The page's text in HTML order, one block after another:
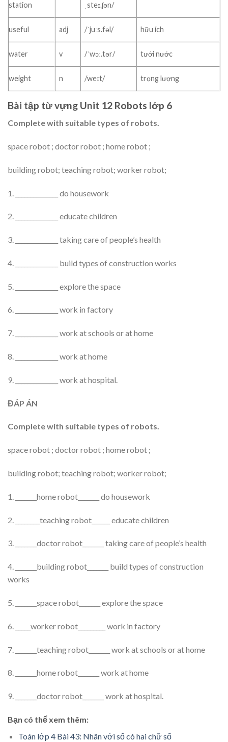
station ˌsteɪ.ʃən/
useful adj /ˈjuːs.fəl/ hữu ích
water v /ˈwɔː.tər/ tưới nước
weight n /weɪt/ trọng lượng
Bài tập từ vựng Unit 12 Robots lớp 6
Complete with suitable types of robots.
space robot ; doctor robot ; home robot ;
building robot; teaching robot; worker robot;
1. ______________ do housework
2. ______________ educate children
3. ______________ taking care of people’s health
4. ______________ build types of construction works
5. ______________ explore the space
6. ______________ work in factory
7. ______________ work at schools or at home
8. ______________ work at home
9. ______________ work at hospital.
ĐÁP ÁN
Complete with suitable types of robots.
space robot ; doctor robot ; home robot ;
building robot; teaching robot; worker robot;
1. _______home robot_______ do housework
2. ________teaching robot______ educate children
3. _______doctor robot_______ taking care of people’s health
4. _______building robot_______ build types of construction
works
5. _______space robot_______ explore the space
6. _____worker robot_________ work in factory
7. _______teaching robot_______ work at schools or at home
8. _______home robot_______ work at home
9. _______doctor robot_______ work at hospital.
Bạn có thể xem thêm:
Toán lớp 4 Bài 43: Nhân với số có hai chữ số